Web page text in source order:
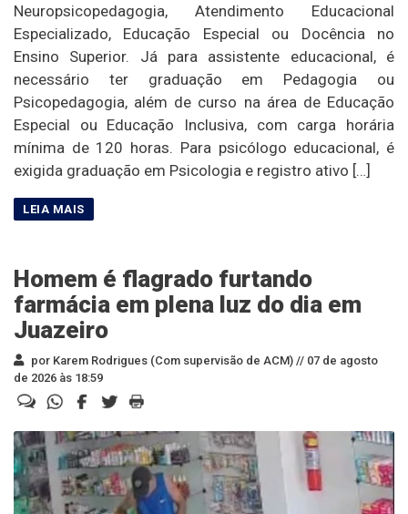
Neuropsicopedagogia, Atendimento Educacional
Especializado, Educação Especial ou Docência no
Ensino Superior. Já para assistente educacional, é
necessário ter graduação em Pedagogia ou
Psicopedagogia, além de curso na área de Educação
Especial ou Educação Inclusiva, com carga horária
mínima de 120 horas. Para psicólogo educacional, é
exigida graduação em Psicologia e registro ativo […]
Homem é flagrado furtando
farmácia em plena luz do dia em
Juazeiro
por Karem Rodrigues (Com supervisão de ACM) // 07 de agosto
de 2026 às 18:59